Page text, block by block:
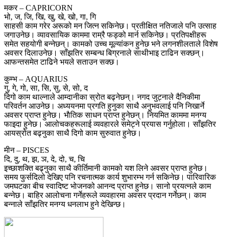
मकर – CAPRICORN
भो, ज, जि, खि, खु, खे, खो, गा, गि
साहसी काम गरेर अरूको मन जित्न सकिनेछ। प्रतीक्षित नतिजाले पनि उत्साह
जगाउनेछ। व्यावसायिक काममा राम्रै फड्को मार्न सकिनेछ। प्रतिपक्षीहरू
समेत सहयोगी बन्नेछन्। कामको उच्च मूल्यांकन हुनेछ भने लगनशीलताले विशेष
अवसर दिलाउनेछ। साँझतिर सम्बन्ध बिग्रनाले साथीभाइ टाढिन सक्छन्।
आफन्तसमेत टाढिने भयले सताउन सक्छ।
कुम्भ – AQUARIUS
गु, गे, गो, सा, सि, सु, से, सो, द
दिगो काम थाल्नाले आम्दानीका स्रोत बढ्नेछन्। नगद जुट्नाले दैनिकीमा
परिवर्तन आउनेछ। अध्ययनमा प्रगति हुनुका साथै अनुभवलाई पनि निखार्ने
अवसर प्राप्त हुनेछ। भाैतिक साधन प्राप्त हुनेछन्। नियमित काममा मनग्य
फाइदा हुनेछ। आलोचकहरूलाई व्यवहारले समेट्ने प्रयास गर्नुहोला। साँझतिर
आयस्रोत बढ्नुका साथै दिगो काम सुरुवात हुनेछ।
मीन – PISCES
दि, दु, थ, झ, ञ, दे, दो, च, चि
इच्छाशक्ति बढ्नुका साथै कीर्तिमानी कामको यश लिने अवसर प्राप्त हुनेछ।
समय फुर्सदिलो देखिए पनि रचनात्मक कार्य शुभारम्भ गर्न सकिनेछ। पारिवारिक
जमघटका बीच स्वादिष्ट भोजनको आनन्द प्राप्त हुनेछ। सानो प्रयत्नले काम
बन्नेछ। बाहिर आलोचना गर्नेहरूले व्यवहारमा अवसर प्रदान गर्नेछन्। काम
बन्नाले साँझतिर मनग्य धनलाभ हुने देखिन्छ।